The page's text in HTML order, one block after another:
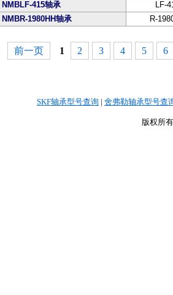
NMBLF-415轴承
LF-
NMBR-1980HH轴承
R-
前一页 1 2 3 4 5 6
SKF轴承型号查询 | 舍弗勒轴承型号查
版权所